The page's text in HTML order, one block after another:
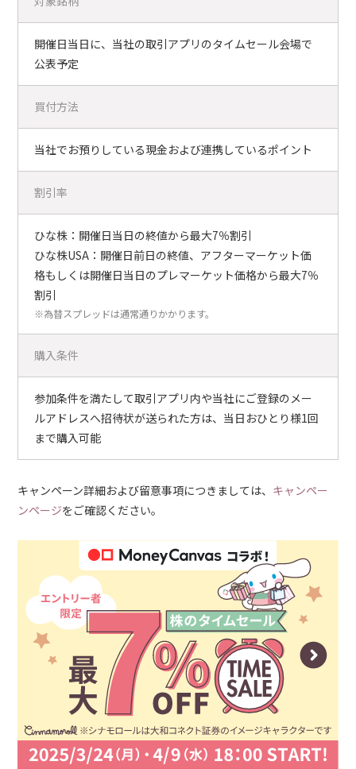
開催日当日に、当社の取引アプリのタイムセール会場で
公表予定
買付方法
当社でお預りしている現金および連携しているポイント
割引率
ひな株：開催日当日の終値から最大7％割引
ひな株USA：開催日前日の終値、アフターマーケット価
格もしくは開催日当日のプレマーケット価格から最大7％
割引
※為替スプレッドは通常通りかかります。
購入条件
参加条件を満たして取引アプリ内や当社にご登録のメー
ルアドレスへ招待状が送られた方は、当日おひとり様1回
まで購入可能
キャンペーン詳細および留意事項につきましては、 キャンペー
ンページをご確認ください。